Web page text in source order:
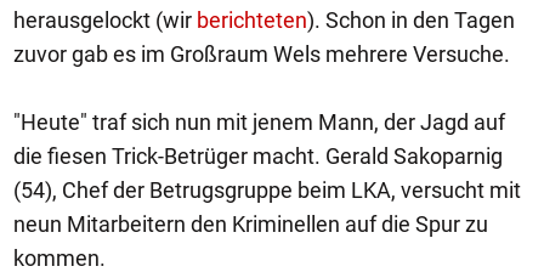
herausgelockt (wir berichteten). Schon in den Tagen
zuvor gab es im Großraum Wels mehrere Versuche.
"Heute" traf sich nun mit jenem Mann, der Jagd auf
die fiesen Trick-Betrüger macht. Gerald Sakoparnig
(54), Chef der Betrugsgruppe beim LKA, versucht mit
neun Mitarbeitern den Kriminellen auf die Spur zu
kommen.